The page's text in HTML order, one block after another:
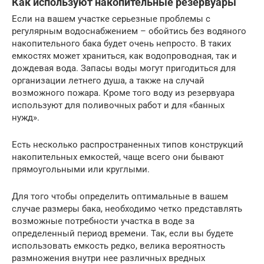
Если на вашем участке серьезные проблемы с
регулярным водоснабжением – обойтись без водяного
накопительного бака будет очень непросто. В таких
емкостях может храниться, как водопроводная, так и
дождевая вода. Запасы воды могут пригодиться для
организации летнего душа, а также на случай
возможного пожара. Кроме того воду из резервуара
используют для поливочных работ и для «банных
нужд».
Есть несколько распространенных типов конструкций
накопительных емкостей, чаще всего они бывают
прямоугольными или круглыми.
Для того чтобы определить оптимальные в вашем
случае размеры бака, необходимо четко представлять
возможные потребности участка в воде за
определенный период времени. Так, если вы будете
использовать емкость редко, велика вероятность
размножения внутри нее различных вредных